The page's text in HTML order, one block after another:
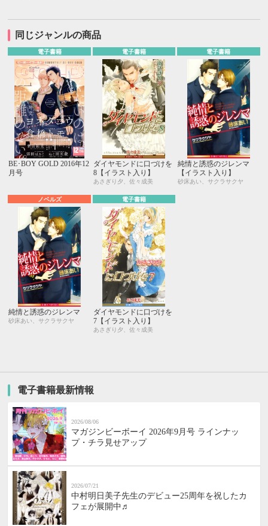
同じジャンルの商品
電子書籍
BE･BOY GOLD 2016年12
月号
電子書籍
ダイヤモンドに口づけを
8【イラスト入り】
あさぎり夕、佐々成美
電子書籍
純情と誘惑のジレンマ
【イラスト入り】
砂床あい、サクラサクヤ
ノベルズ
純情と誘惑のジレンマ
砂床あい、サクラサクヤ
電子書籍
ダイヤモンドに口づけを
7【イラスト入り】
あさぎり夕、佐々成美
電子書籍最新情報
2026/08/06
マガジンビーボーイ 2026年9月号 ラインナッ
プ・チラ見せアップ
2026/07/21
中村明日美子先生のデビュー25周年を祝したカ
フェが展開中♬